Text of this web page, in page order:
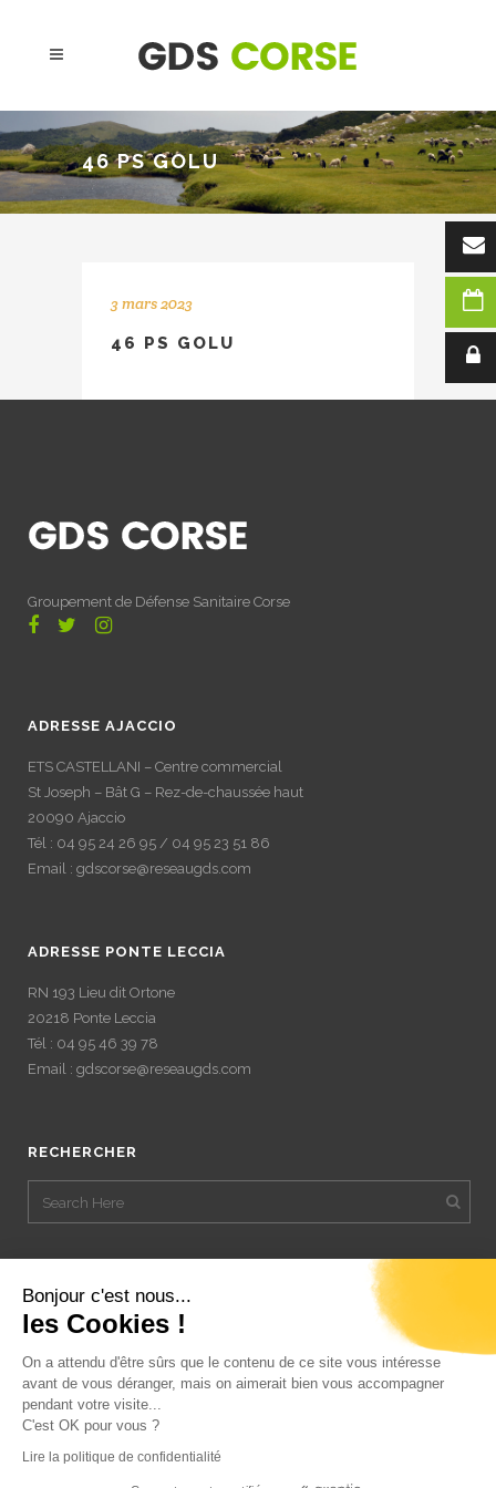
Bonjour c'est nous...
les Cookies !
On a attendu d'être sûrs que le contenu de ce site vous intéresse
avant de vous déranger, mais on aimerait bien vous accompagner
pendant votre visite...
C'est OK pour vous ?
Lire la politique de confidentialité
46 PS GOLU
3 mars 2023
46 PS GOLU
Groupement de Défense Sanitaire Corse
ADRESSE AJACCIO
ETS CASTELLANI – Centre commercial
St Joseph – Bât G – Rez-de-chaussée haut
20090 Ajaccio
Tél : 04 95 24 26 95 / 04 95 23 51 86
Email : gdscorse@reseaugds.com
ADRESSE PONTE LECCIA
RN 193 Lieu dit Ortone
20218 Ponte Leccia
Tél : 04 95 46 39 78
Email : gdscorse@reseaugds.com
RECHERCHER